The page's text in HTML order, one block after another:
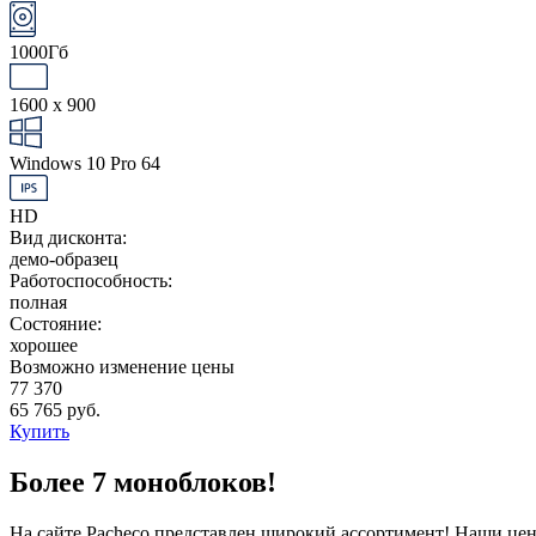
1000Гб
1600 x 900
Windows 10 Pro 64
HD
Вид дисконта:
демо-образец
Работоспособность:
полная
Состояние:
хорошее
Возможно изменение цены
77 370
65 765 руб.
Купить
Более 7 моноблоков!